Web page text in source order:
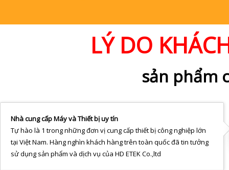
LÝ DO
sản phẩm
Nhà cung cấp Máy và Thiết bị uy tín
Tự hào là 1 trong những đơn vị cung cấp thiết bị công nghiệp lớn
tại Việt Nam. Hàng nghìn khách hàng trên toàn quốc đã tin tưởng
sử dụng sản phẩm và dịch vụ của HD ETEK Co.,ltd